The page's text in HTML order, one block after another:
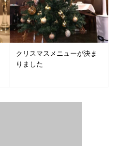
クリスマスメニューが決ま
りました